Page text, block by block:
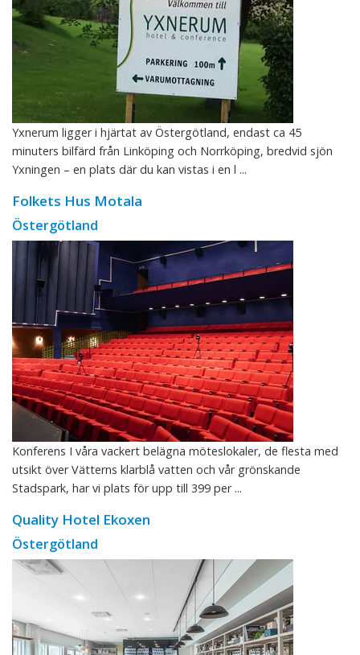
Yxnerum ligger i hjärtat av Östergötland, endast ca 45
minuters bilfärd från Linköping och Norrköping, bredvid sjön
Yxningen – en plats där du kan vistas i en l ...
Folkets Hus Motala
Östergötland
Konferens I våra vackert belägna möteslokaler, de flesta med
utsikt över Vätterns klarblå vatten och vår grönskande
Stadspark, har vi plats för upp till 399 per ...
Quality Hotel Ekoxen
Östergötland